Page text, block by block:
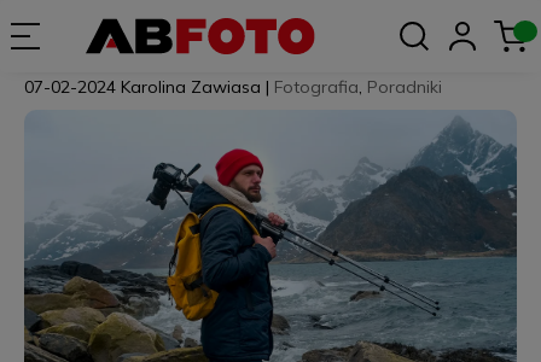
07-02-2024 Karolina Zawiasa | Fotografia, Poradniki